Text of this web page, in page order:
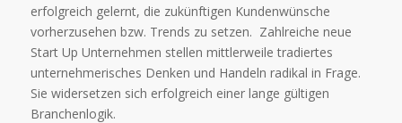
erfolgreich gelernt, die zukünftigen Kundenwünsche
vorherzusehen bzw. Trends zu setzen. Zahlreiche neue
Start Up Unternehmen stellen mittlerweile tradiertes
unternehmerisches Denken und Handeln radikal in Frage.
Sie widersetzen sich erfolgreich einer lange gültigen
Branchenlogik.